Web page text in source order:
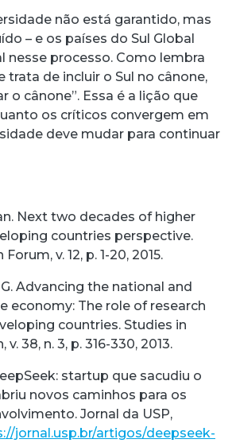
não está garantido, mas
– e os países do Sul Global
nesse processo. Como lembra
trata de incluir o Sul no cânone,
o cânone”. Essa é a lição que
os críticos convergem em
deve mudar para continuar
Next two decades of higher
countries perspective.
v. 12, p. 1-20, 2015.
Advancing the national and
economy: The role of research
countries. Studies in
38, n. 3, p. 316-330, 2013.
startup que sacudiu o
novos caminhos para os
Jornal da USP,
jornal.usp.br/artigos/deepseek-